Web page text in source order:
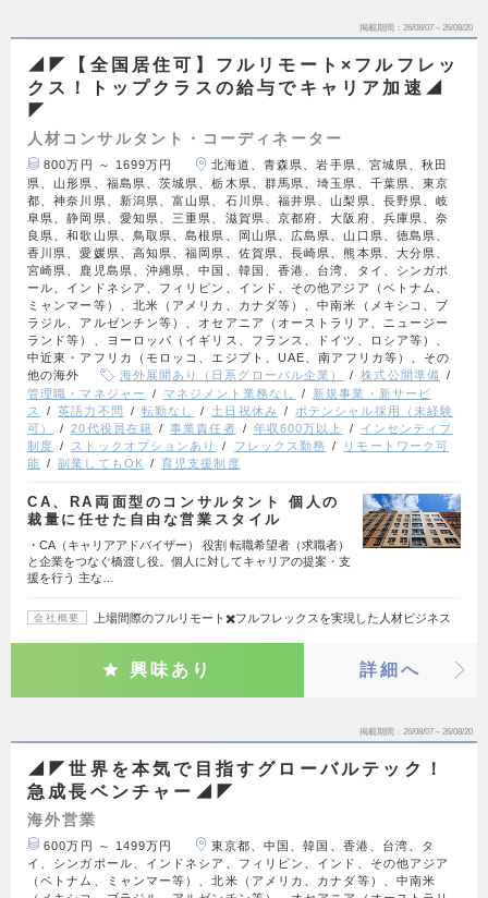
掲載期間 26/08/07～26/08/20
◢◤【全国居住可】フルリモート×フルフレッ
クス！トップクラスの給与でキャリア加速◢
◤
人材コンサルタント・コーディネーター
800万円 ～ 1699万円
北海道、青森県、岩手県、宮城県、秋田
県、山形県、福島県、茨城県、栃木県、群馬県、埼玉県、千葉県、東京
都、神奈川県、新潟県、富山県、石川県、福井県、山梨県、長野県、岐
阜県、静岡県、愛知県、三重県、滋賀県、京都府、大阪府、兵庫県、奈
良県、和歌山県、鳥取県、島根県、岡山県、広島県、山口県、徳島県、
香川県、愛媛県、高知県、福岡県、佐賀県、長崎県、熊本県、大分県、
宮崎県、鹿児島県、沖縄県、中国、韓国、香港、台湾、タイ、シンガポ
ール、インドネシア、フィリピン、インド、その他アジア（ベトナム、
ミャンマー等）、北米（アメリカ、カナダ等）、中南米（メキシコ、ブ
ラジル、アルゼンチン等）、オセアニア（オーストラリア、ニュージー
ランド等）、ヨーロッパ（イギリス、フランス、ドイツ、ロシア等）、
中近東・アフリカ（モロッコ、エジプト、UAE、南アフリカ等）、その
他の海外
海外展開あり（日系グローバル企業）
株式公開準備
管理職・マネジャー
マネジメント業務なし
新規事業・新サービ
ス
英語力不問 転勤なし 土日祝休み
ポテンシャル採用（未経験
可）
20代役員在籍 事業責任者 年収600万以上
インセンティブ
制度
ストックオプションあり フレックス勤務
リモートワーク可
能
副業してもOK 育児支援制度
CA、RA両面型のコンサルタント 個人の
裁量に任せた自由な営業スタイル
・CA（キャリアアドバイザー） 役割 転職希望者（求職者）
と企業をつなぐ橋渡し役。個人に対してキャリアの提案・支
援を行う 主な…
会社概要 上場間際のフルリモート✖️フルフレックスを実現した人材ビジネス
興味あり 詳細へ
掲載期間 26/08/07～26/08/20
◢◤世界を本気で目指すグローバルテック！
急成長ベンチャー◢◤
海外営業
600万円 ～ 1499万円
東京都、中国、韓国、香港、台湾、タ
イ、シンガポール、インドネシア、フィリピン、インド、その他アジア
（ベトナム、ミャンマー等）、北米（アメリカ、カナダ等）、中南米